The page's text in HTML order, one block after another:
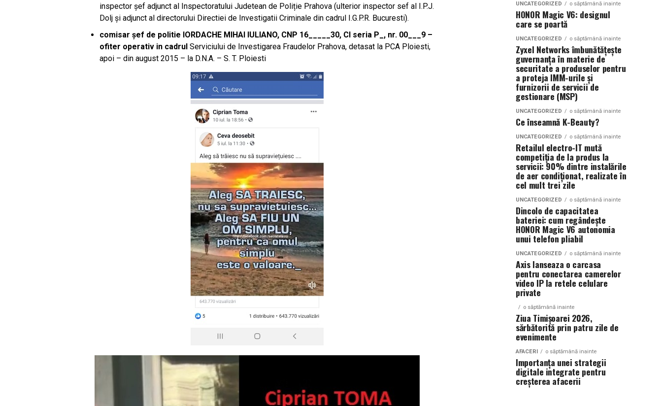
inspector șef adjunct al Inspectoratului Judetean de Poliție Prahova (ulterior inspector sef al I.P.J.
Dolj și adjunct al directorului Directiei de Investigatii Criminale din cadrul I.G.P.R. Bucuresti).
comisar șef de politie IORDACHE MIHAI IULIANO, CNP 16_____30, CI seria P_, nr. 00___9 –
ofiter operativ in cadrul Serviciului de Investigarea Fraudelor Prahova, detasat la PCA Ploiesti,
apoi – din august 2015 – la D.N.A. – S. T. Ploiesti
UNCATEGORIZED o săptămână inainte
HONOR Magic V6: designul
care se poartă
UNCATEGORIZED o săptămână inainte
Zyxel Networks îmbunătățește
guvernanța în materie de
securitate a produselor pentru
a proteja IMM-urile și
furnizorii de servicii de
gestionare (MSP)
UNCATEGORIZED o săptămână inainte
Ce înseamnă K-Beauty?
UNCATEGORIZED o săptămână inainte
Retailul electro-IT mută
competiția de la produs la
servicii: 90% dintre instalările
de aer condiționat, realizate în
cel mult trei zile
UNCATEGORIZED o săptămână inainte
Dincolo de capacitatea
bateriei: cum regândește
HONOR Magic V6 autonomia
unui telefon pliabil
UNCATEGORIZED o săptămână inainte
Axis lanseaza o carcasa
pentru conectarea camerelor
video IP la retele celulare
private
o săptămână inainte
Ziua Timișoarei 2026,
sărbătorită prin patru zile de
evenimente
AFACERI o săptămână inainte
Importanța unei strategii
digitale integrate pentru
creșterea afacerii